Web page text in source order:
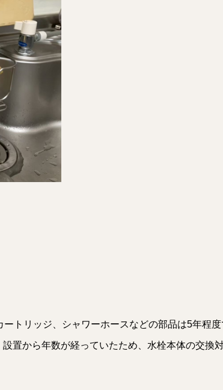
トリッジ、シャワーホースなどの部品は5年程度
置から年数が経っていたため、水栓本体の交換